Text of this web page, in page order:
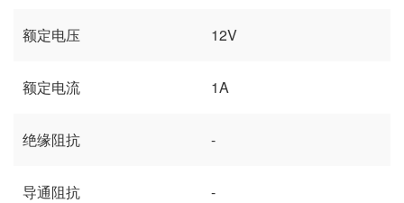
额定电压 12V
额定电流 1A
绝缘阻抗 -
导通阻抗 -